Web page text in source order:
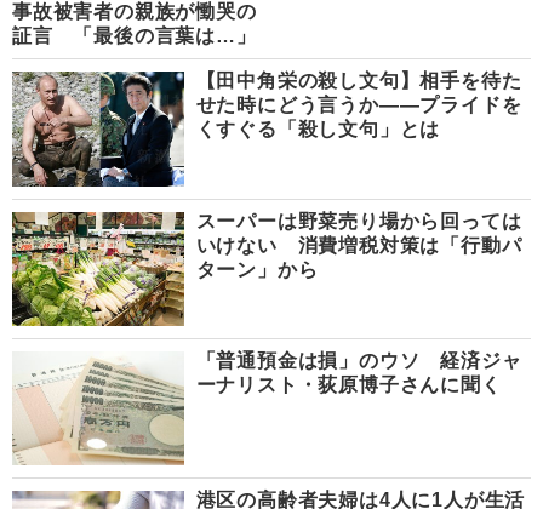
事故被害者の親族が慟哭の
証言 「最後の言葉は…」
【田中角栄の殺し文句】相手を待た
せた時にどう言うか――プライドを
くすぐる「殺し文句」とは
スーパーは野菜売り場から回っては
いけない 消費増税対策は「行動パ
ターン」から
「普通預金は損」のウソ 経済ジャ
ーナリスト・荻原博子さんに聞く
港区の高齢者夫婦は4人に1人が生活